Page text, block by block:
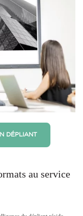
DÉPLIANT
au service